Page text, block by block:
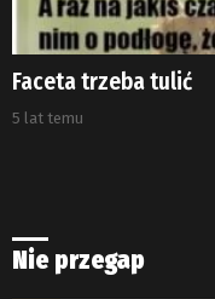
Faceta trzeba tulić
5 lat temu
Nie przegap